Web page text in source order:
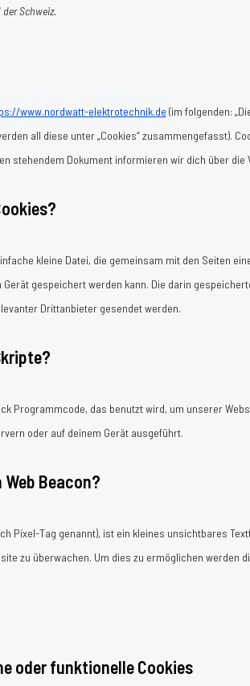
Schweiz.
www.nordwatt-elektrotechnik.de (im folgenden:
all diese unter „Cookies“ zusammengefasst).
stehendem Dokument informieren wir dich über die
kleine Datei, die gemeinsam mit den Seiten
Gerät gespeichert werden kann. Die darin
Drittanbieter gesendet werden.
Programmcode, das benutzt wird, um unserer
oder auf deinem Gerät ausgeführt.
Beacon?
Pixel-Tag genannt), ist ein kleines unsichtbares
zu überwachen. Um dies zu ermöglichen werden
oder funktionelle Cookies